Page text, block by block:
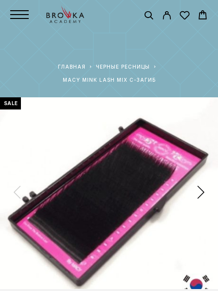
ГЛАВНАЯ ЧЕРНЫЕ РЕСНИЦЫ
MACY MINK LASH MIX C-ЗАГИБ
SALE